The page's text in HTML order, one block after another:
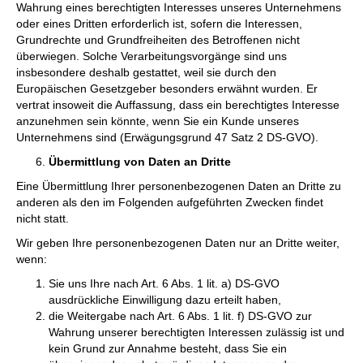
Wahrung eines berechtigten Interesses unseres Unternehmens
oder eines Dritten erforderlich ist, sofern die Interessen,
Grundrechte und Grundfreiheiten des Betroffenen nicht
überwiegen. Solche Verarbeitungsvorgänge sind uns
insbesondere deshalb gestattet, weil sie durch den
Europäischen Gesetzgeber besonders erwähnt wurden. Er
vertrat insoweit die Auffassung, dass ein berechtigtes Interesse
anzunehmen sein könnte, wenn Sie ein Kunde unseres
Unternehmens sind (Erwägungsgrund 47 Satz 2 DS-GVO).
Übermittlung von Daten an Dritte
Eine Übermittlung Ihrer personenbezogenen Daten an Dritte zu
anderen als den im Folgenden aufgeführten Zwecken findet
nicht statt.
Wir geben Ihre personenbezogenen Daten nur an Dritte weiter,
wenn:
Sie uns Ihre nach Art. 6 Abs. 1 lit. a) DS-GVO
ausdrückliche Einwilligung dazu erteilt haben,
die Weitergabe nach Art. 6 Abs. 1 lit. f) DS-GVO zur
Wahrung unserer berechtigten Interessen zulässig ist und
kein Grund zur Annahme besteht, dass Sie ein